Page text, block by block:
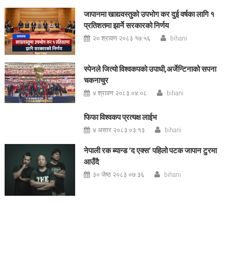
जापानमा खाद्यवस्तुको उपभोग कर दुई वर्षका लागि १
प्रतिशतमा झार्ने सरकारको निर्णय
२० श्रावण २०८३ १७:५६ bihani
स्पेनले जित्यो विश्वकपको उपाधी,अर्जेन्टिनाको सपना
चकनाचुर
४ श्रावण २०८३ ०४:०८ bihani
फिफा विश्वकप प्रत्यक्ष लाईभ
४ असार २०८३ ०३:१३ bihani
नेपाली रक ब्यान्ड ‘द एक्स’ पहिलो पटक जापान टुरमा
आउँदै
३० जेष्ठ २०८३ ०७:३६ bihani